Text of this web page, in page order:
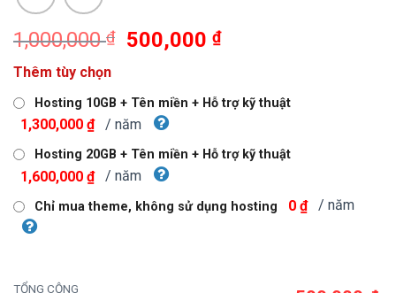
1,000,000₫
Giá
1,000,000 ₫.
500,000₫Giá
là:
Thêm tùy chọn
Hosting 10GB + Tên miền + Hỗ trợ kỹ thuật
1,300,000 ₫ / năm
Hosting 20GB + Tên miền + Hỗ trợ kỹ thuật
1,600,000 ₫ / năm
Chỉ mua theme, không sử dụng hosting 0 ₫ / năm
TỔNG CỘNG